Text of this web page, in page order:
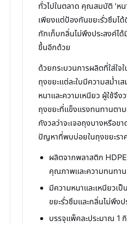
ทั่วไปในตลาด คุณสมบัติ 'หน
เพียงแต่ป้องกันขยะรั่วซึมไ
กักเก็บกลิ่นไม่พึงประสงค์ไ
ขึ้นอีกด้วย
ด้วยกระบวนการผลิตที่ใส่ใจ
ถุงขยะแต่ละใบมีความสม่ำเ
หนาและความเหนียว ผู้ใช้จึงว
ถุงขยะที่แข็งแรงทนทานตา
กังวลว่าจะเจอถุงบางหรือข
ปัญหาที่พบบ่อยในถุงขยะรา
ผลิตจากพลาสติก
คุณภาพและความทนทาน
มีความหนาและเหนียวเ
ขยะรั่วซึมและกลิ่นไม่พึง
บรรจุแพ็คละประมาณ 1